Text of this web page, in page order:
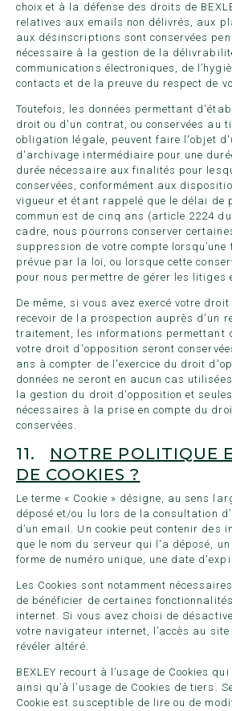
choix et à la défense des droits de
relatives aux emails non délivrés, aux
aux désinscriptions sont conservées
nécessaire à la gestion de la
communications électroniques, de
contacts et de la preuve du respect de
Toutefois, les données permettant
droit ou d'un contrat, ou conservées au
obligation légale, peuvent faire l'objet
d'archivage intermédiaire pour une
durée nécessaire aux finalités pour
conservées, conformément aux
vigueur et étant rappelé que le délai de
commun est de cinq ans (article 2224
cadre, nous pourrons conserver
suppression de votre compte lorsqu’une
prévue par la loi, ou lorsque cette
pour nous permettre de gérer les litiges
De même, si vous avez exercé votre
recevoir de la prospection auprès d'un
traitement, les informations permettant
votre droit d'opposition seront
ans à compter de l'exercice du droit
données ne seront en aucun cas
la gestion du droit d'opposition et
nécessaires à la prise en compte du
conservées.
11. NOTRE POLITIQUE
DE COOKIES ?
Le terme « Cookie » désigne, au sens
déposé et/ou lu lors de la consultation
d’un email. Un cookie peut contenir des
que le nom du serveur qui l'a déposé,
forme de numéro unique, une date
Les Cookies sont notamment
de bénéficier de certaines
internet. Si vous avez choisi de
votre navigateur internet, l’accès au
révéler altéré.
BEXLEY recourt à l’usage de Cookies
ainsi qu’à l’usage de Cookies de tiers.
Cookie est susceptible de lire ou de